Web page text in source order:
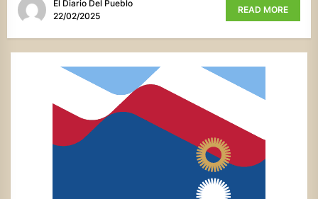
El Diario Del Pueblo
22/02/2025
READ MORE